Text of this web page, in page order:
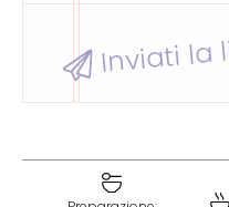
Inviati la